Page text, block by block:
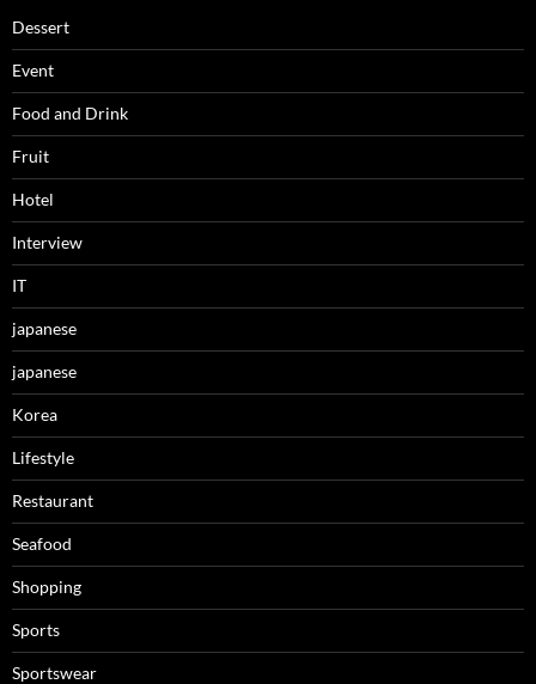
Dessert
Event
Food and Drink
Fruit
Hotel
Interview
IT
japanese
japanese
Korea
Lifestyle
Restaurant
Seafood
Shopping
Sports
Sportswear